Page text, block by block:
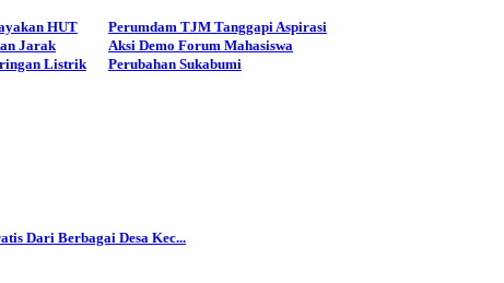
HUT
Jarak
Listrik
Perumdam TJM Tanggapi Aspirasi
Aksi Demo Forum Mahasiswa
Perubahan Sukabumi
Dari Berbagai Desa Kec...